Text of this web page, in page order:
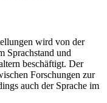
wird von der
Sprachstand und
beschäftigt. Der
Forschungen zur
auch der Sprache im